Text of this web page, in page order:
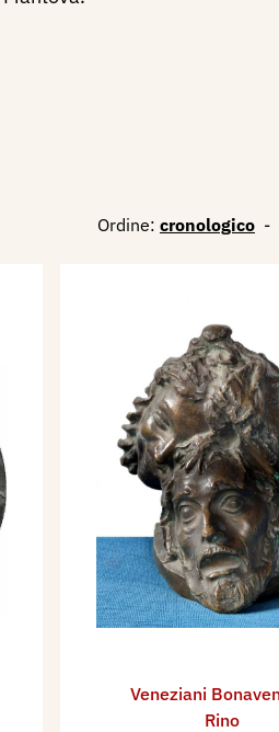
Ordine: cronologico -
Veneziani
Rino